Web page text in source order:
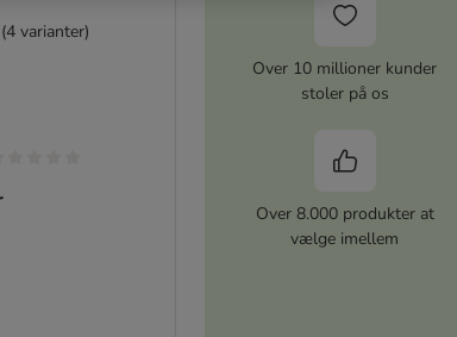
varianter)
Over 10 millioner kunder
stoler på os
Over 8.000 produkter at
vælge imellem